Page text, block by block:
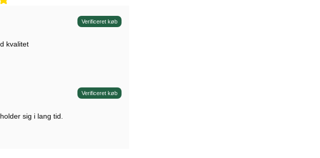
Verificeret køb
kvalitet
Verificeret køb
sig i lang tid.